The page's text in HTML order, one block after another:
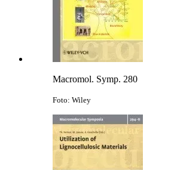
Macromol. Symp. 280
Foto: Wiley